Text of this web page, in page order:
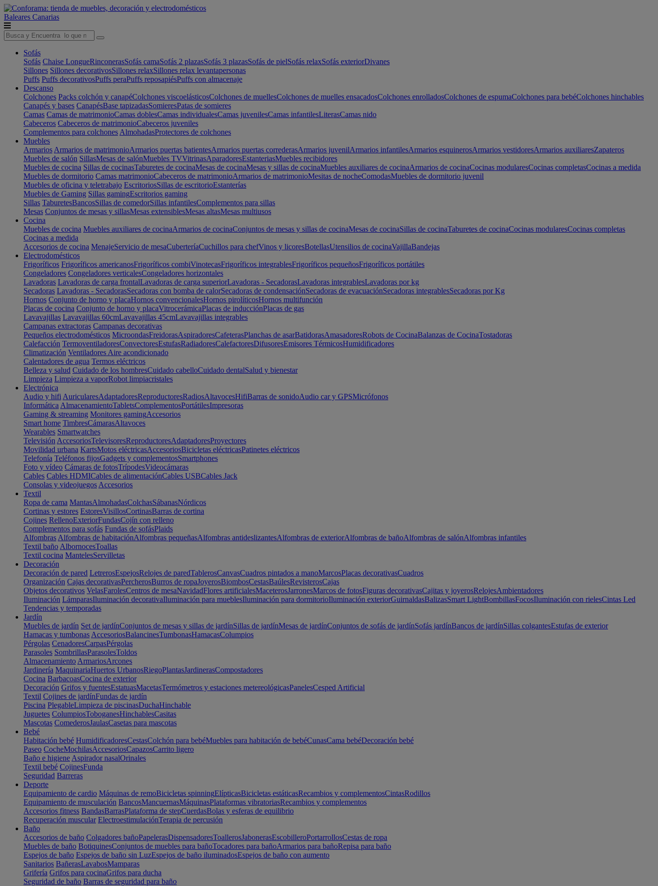
Baleares Canarias
Sofás
Sofás Chaise LongueRinconerasSofás camaSofás 2 plazasSofás 3 plazasSofás de pielSofás relaxSofás exteriorDivanes
Sillones Sillones decorativosSillones relaxSillones relax levantapersonas
Puffs Puffs decorativosPuffs peraPuffs reposapiésPuffs con almacenaje
Descanso
Colchones Packs colchón y canapéColchones viscoelásticosColchones de muellesColchones de muelles ensacadosColchones enrolladosColchones de espumaColchones para bebéColchones hinchables
Canapés y bases CanapésBase tapizadasSomieresPatas de somieres
Camas Camas de matrimonioCamas doblesCamas individualesCamas juvenilesCamas infantilesLiterasCamas nido
Cabeceros Cabeceros de matrimonioCabeceros juveniles
Complementos para colchones AlmohadasProtectores de colchones
Muebles
Armarios Armarios de matrimonioArmarios puertas batientesArmarios puertas correderasArmarios juvenilArmarios infantilesArmarios esquinerosArmarios vestidoresArmarios auxiliaresZapateros
Muebles de salón SillasMesas de salónMuebles TVVitrinasAparadoresEstanteriasMuebles recibidores
Muebles de cocina Sillas de cocinasTaburetes de cocinaMesas de cocinaMesas y sillas de cocinaMuebles auxiliares de cocinaArmarios de cocinaCocinas modularesCocinas completasCocinas a medida
Muebles de dormitorio Camas matrimonioCabeceros de matrimonioArmarios de matrimonioMesitas de nocheComodasMuebles de dormitorio juvenil
Muebles de oficina y teletrabajo EscritoriosSillas de escritorioEstanterías
Muebles de Gaming Sillas gamingEscritorios gaming
Sillas TaburetesBancosSillas de comedorSillas infantilesComplementos para sillas
Mesas Conjuntos de mesas y sillasMesas extensiblesMesas altasMesas multiusos
Cocina
Muebles de cocina Muebles auxiliares de cocinaArmarios de cocinaConjuntos de mesas y sillas de cocinaMesas de cocinaSillas de cocinaTaburetes de cocinaCocinas modularesCocinas completas
Cocinas a medida
Accesorios de cocina MenajeServicio de mesaCuberteríaCuchillos para chefVinos y licoresBotellasUtensilios de cocinaVajillaBandejas
Electrodomésticos
Frigoríficos Frigoríficos americanosFrigoríficos combiVinotecasFrigoríficos integrablesFrigoríficos pequeñosFrigoríficos portátiles
Congeladores Congeladores verticalesCongeladores horizontales
Lavadoras Lavadoras de carga frontalLavadoras de carga superiorLavadoras - SecadorasLavadoras integrablesLavadoras por kg
Secadoras Lavadoras - SecadorasSecadoras con bomba de calorSecadoras de condensaciónSecadoras de evacuaciónSecadoras integrablesSecadoras por Kg
Hornos Conjunto de horno y placaHornos convencionalesHornos pirolíticosHornos multifunción
Placas de cocina Conjunto de horno y placaVitrocerámicaPlacas de inducciónPlacas de gas
Lavavajillas Lavavajillas 60cmLavavajillas 45cmLavavajillas integrables
Campanas extractoras Campanas decorativas
Pequeños electrodomésticos MicroondasFreidorasAspiradoresCafeterasPlanchas de asarBatidorasAmasadoresRobots de CocinaBalanzas de CocinaTostadoras
Calefacción TermoventiladoresConvectoresEstufasRadiadoresCalefactoresDifusoresEmisores TérmicosHumidificadores
Climatización Ventiladores Aire acondicionado
Calentadores de agua Termos eléctricos
Belleza y salud Cuidado de los hombresCuidado cabelloCuidado dentalSalud y bienestar
Limpieza Limpieza a vaporRobot limpiacristales
Electrónica
Audio y hifi AuricularesAdaptadoresReproductoresRadiosAltavocesHifiBarras de sonidoAudio car y GPSMicrófonos
Informática AlmacenamientoTabletsComplementosPortátilesImpresoras
Gaming & streaming Monitores gamingAccesorios
Smart home TimbresCámarasAltavoces
Wearables Smartwatches
Televisión AccesoriosTelevisoresReproductoresAdaptadoresProyectores
Movilidad urbana KartsMotos eléctricasAccesoriosBicicletas eléctricasPatinetes eléctricos
Telefonía Teléfonos fijosGadgets y complementosSmartphones
Foto y vídeo Cámaras de fotosTrípodesVideocámaras
Cables Cables HDMICables de alimentaciónCables USBCables Jack
Consolas y videojuegos Accesorios
Textil
Ropa de cama MantasAlmohadasColchasSábanasNórdicos
Cortinas y estores EstoresVisillosCortinasBarras de cortina
Cojines RellenoExteriorFundasCojín con relleno
Complementos para sofás Fundas de sofásPlaids
Alfombras Alfombras de habitaciónAlfombras pequeñasAlfombras antideslizantesAlfombras de exteriorAlfombras de bañoAlfombras de salónAlfombras infantiles
Textil baño AlbornocesToallas
Textil cocina MantelesServilletas
Decoración
Decoración de pared LetrerosEspejosRelojes de paredTablerosCanvasCuadros pintados a manoMarcosPlacas decorativasCuadros
Organización Cajas decorativasPercherosBurros de ropaJoyerosBiombosCestasBaúlesRevisterosCajas
Objetos decorativos VelasFarolesCentros de mesaNavidadFlores artificialesMaceterosJarronesMarcos de fotosFiguras decorativasCajitas y joyerosRelojesAmbientadores
Iluminación LámparasIluminación decorativaIluminación para mueblesIluminación para dormitorioIluminación exteriorGuirnaldasBalizasSmart LightBombillasFocosIluminación con rielesCintas Led
Tendencias y temporadas
Jardín
Muebles de jardín Set de jardínConjuntos de mesas y sillas de jardínSillas de jardínMesas de jardínConjuntos de sofás de jardínSofás jardínBancos de jardínSillas colgantesEstufas de exterior
Hamacas y tumbonas AccesoriosBalancinesTumbonasHamacasColumpios
Pérgolas CenadoresCarpasPérgolas
Parasoles SombrillasParasolesToldos
Almacenamiento ArmariosArcones
Jardinería MaquinariaHuertos UrbanosRiegoPlantasJardinerasCompostadores
Cocina BarbacoasCocina de exterior
Decoración Grifos y fuentesEstatuasMacetasTermómetros y estaciones metereológicasPanelesCesped Artificial
Textil Cojines de jardínFundas de jardín
Piscina PlegableLimpieza de piscinasDuchaHinchable
Juguetes ColumpiosToboganesHinchablesCasitas
Mascotas ComederosJaulasCasetas para mascotas
Bebé
Habitación bebé HumidificadoresCestasColchón para bebéMuebles para habitación de bebéCunasCama bebéDecoración bebé
Paseo CocheMochilasAccesoriosCapazosCarrito ligero
Baño e higiene Aspirador nasalOrinales
Textil bebé CojinesFunda
Seguridad Barreras
Deporte
Equipamiento de cardio Máquinas de remoBicicletas spinningElípticasBicicletas estáticasRecambios y complementosCintasRodillos
Equipamiento de musculación BancosMancuernasMáquinasPlataformas vibratoriasRecambios y complementos
Accesorios fitness BandasBarrasPlataforma de stepCuerdasBolas y esferas de equilibrio
Recuperación muscular ElectroestimulaciónTerapia de percusión
Baño
Accesorios de baño Colgadores bañoPapelerasDispensadoresToallerosJabonerasEscobilleroPortarrollosCestas de ropa
Muebles de baño BotiquinesConjuntos de muebles para bañoTocadores para bañoArmarios para bañoRepisa para baño
Espejos de baño Espejos de baño sin LuzEspejos de baño iluminadosEspejos de baño con aumento
Sanitarios BañerasLavabosMamparas
Grifería Grifos para cocinaGrifos para ducha
Seguridad de baño Barras de seguridad para baño